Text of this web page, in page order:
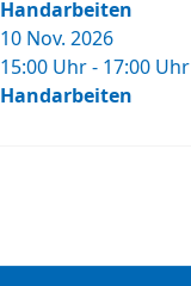
Handarbeiten
10 Nov. 2026
15:00 Uhr- 17:00 Uhr
Handarbeiten